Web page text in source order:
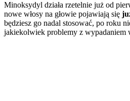
Minoksydyl działa rzetelnie już od
nowe włosy na głowie pojawiają się
będziesz go nadal stosować, po roku
jakiekolwiek problemy z wypadaniem